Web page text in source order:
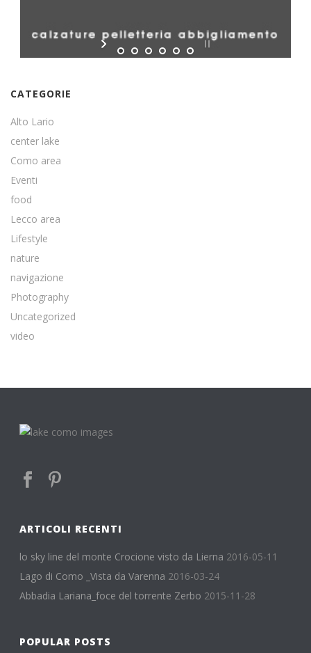
CATEGORIE
Alto Lario
center lake
Como area
Eventi
food
Lecco area
Lifestyle
nature
navigazione
Photography
Uncategorized
video
ARTICOLI RECENTI
lo sky line del monte Crocione visto da Lierna 2016-05-11
Lago di Como _Vista da Varenna 2016-03-24
Abbadia Lariana_foce del torrente Zerbo 2015-11-28
POPULAR POSTS